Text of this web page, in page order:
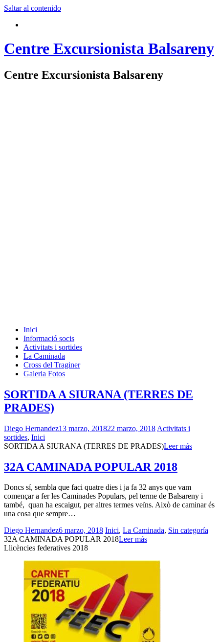
Saltar al contenido
Centre Excursionista Balsareny
Centre Excursionista Balsareny
Inici
Informació socis
Activitats i sortides
La Caminada
Cross del Traginer
Galeria Fotos
SORTIDA A SIURANA (TERRES DE
PRADES)
Diego Hernandez13 marzo, 201822 marzo, 2018 Activitats i
sortides, Inici
SORTIDA A SIURANA (TERRES DE PRADES)Leer más
32A CAMINADA POPULAR 2018
Doncs sí, sembla que faci quatre dies i ja fa 32 anys que vam
començar a fer les Caminades Populars, pel terme de Balsareny i
també, quan ha escaigut, per altres termes veïns. Això de caminar és
una cosa que sempre…
Diego Hernandez6 marzo, 2018 Inici, La Caminada, Sin categoría
32A CAMINADA POPULAR 2018Leer más
Llicències federatives 2018